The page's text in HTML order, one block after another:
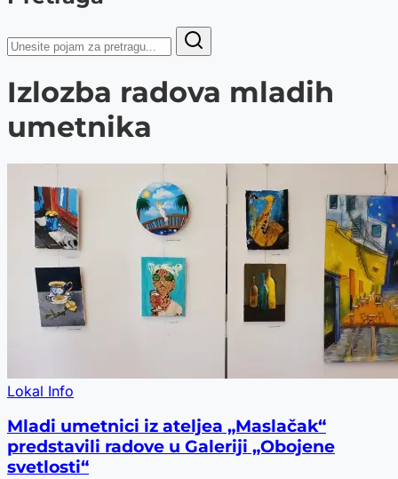
Izlozba radova mladih
umetnika
Lokal Info
Mladi umetnici iz ateljea „Maslačak“
predstavili radove u Galeriji „Obojene
svetlosti“